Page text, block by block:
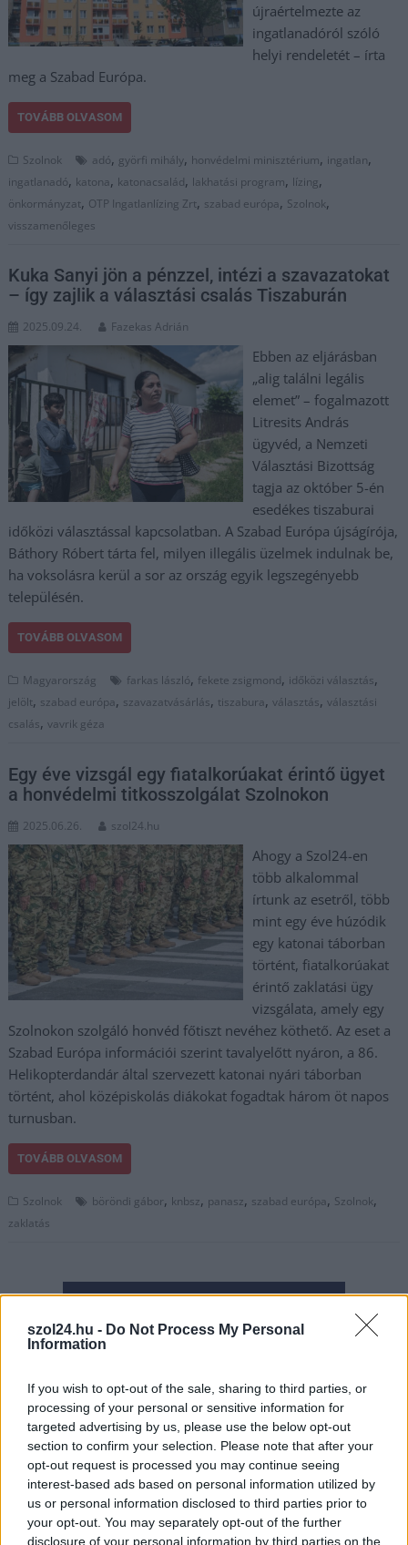
szol24.hu - Do Not Process My Personal
Information
If you wish to opt-out of the sale, sharing to third parties, or
processing of your personal or sensitive information for
targeted advertising by us, please use the below opt-out
section to confirm your selection. Please note that after your
opt-out request is processed you may continue seeing
interest-based ads based on personal information utilized by
us or personal information disclosed to third parties prior to
your opt-out. You may separately opt-out of the further
disclosure of your personal information by third parties on the
újraértelmezte az
ingatlanadóról szóló
helyi rendeletét – írta
meg a Szabad Európa.
TOVÁBB OLVASOM
Szolnok adó, györfi mihály, honvédelmi minisztérium, ingatlan,
ingatlanadó, katona, katonacsalád, lakhatási program, lízing,
önkormányzat, OTP Ingatlanlízing Zrt, szabad európa, Szolnok,
visszamenőleges
Kuka Sanyi jön a pénzzel, intézi a szavazatokat
– így zajlik a választási csalás Tiszaburán
2025.09.24. Fazekas Adrián
Ebben az eljárásban
„alig találni legális
elemet” – fogalmazott
Litresits András
ügyvéd, a Nemzeti
Választási Bizottság
tagja az október 5-én
esedékes tiszaburai
időközi választással kapcsolatban. A Szabad Európa újságírója,
Báthory Róbert tárta fel, milyen illegális üzelmek indulnak be,
ha voksolásra kerül a sor az ország egyik legszegényebb
településén.
TOVÁBB OLVASOM
Magyarország farkas lászló, fekete zsigmond, időközi választás,
jelölt, szabad európa, szavazatvásárlás, tiszabura,választás,választási
csalás,vavrik géza
Egy éve vizsgál egy fiatalkorúakat érintő ügyet
a honvédelmi titkosszolgálat Szolnokon
2025.06.26. szol24.hu
Ahogy a Szol24-en
több alkalommal
írtunk az esetről, több
mint egy éve húzódik
egy katonai táborban
történt, fiatalkorúakat
érintő zaklatási ügy
vizsgálata, amely egy
Szolnokon szolgáló honvéd főtiszt nevéhez köthető. Az eset a
Szabad Európa információi szerint tavalyelőtt nyáron, a 86.
Helikopterdandár által szervezett katonai nyári táborban
történt, ahol középiskolás diákokat fogadtak három öt napos
turnusban.
TOVÁBB OLVASOM
Szolnok böröndi gábor, knbsz, panasz, szabad európa, Szolnok,
zaklatás